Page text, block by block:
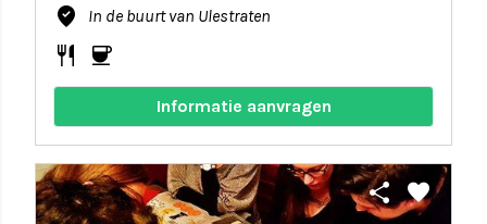
where_to_vote In de buurt van Ulestraten
restaurant coffee
Informatie aanvragen
share favorite